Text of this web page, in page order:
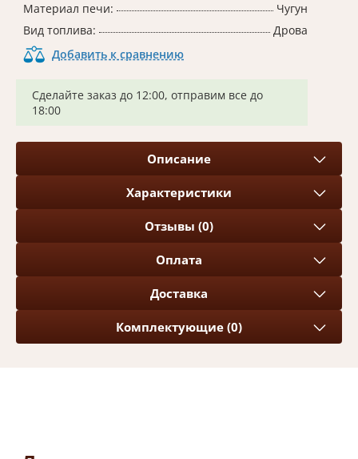
Материал печи:
Чугун
Вид топлива:
Дрова
Добавить к сравнению
Сделайте заказ до 12:00, отправим все до
18:00
Описание
Характеристики
Отзывы (0)
Оплата
Доставка
Комплектующие (0)